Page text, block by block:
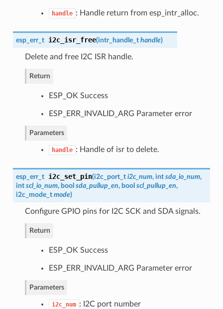
handle : Handle return from esp_intr_alloc.
esp_err_t i2c_isr_free(intr_handle_t handle)
Delete and free I2C ISR handle.
Return
ESP_OK Success
ESP_ERR_INVALID_ARG Parameter error
Parameters
handle : Handle of isr to delete.
esp_err_t i2c_set_pin(i2c_port_t i2c_num, int sda_io_num,
int scl_io_num, bool sda_pullup_en, bool scl_pullup_en,
i2c_mode_t mode)
Configure GPIO pins for I2C SCK and SDA signals.
Return
ESP_OK Success
ESP_ERR_INVALID_ARG Parameter error
Parameters
i2c_num : I2C port number